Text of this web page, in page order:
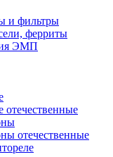
и фильтры
ферриты
ЭМП
отечественные
отечественные